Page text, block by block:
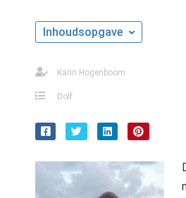
Inhoudsopgave
Karin Hogenboom
Dolf